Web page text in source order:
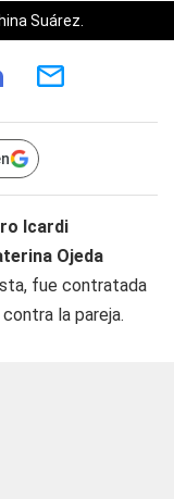
Suárez.
Icardi
Ojeda
fue contratada
la pareja.